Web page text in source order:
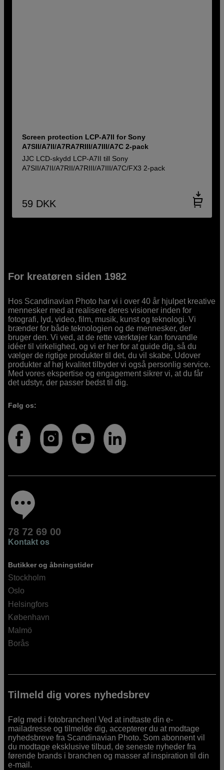
Screen protection LCP-A7II for Sony
A7SII/A7II/A7RA7RIII/A7III/A7C 2-pack
JJC LCD-skydd LCP-A7II till Sony
A7SII/A7II/A7RII/A7RIII/A7III/A7C/FX3 2-pack
59 DKK
For kreatøren siden 1982
Hos Scandinavian Photo har vi i over 40 år hjulpet kreative
mennesker med at realisere deres visioner inden for
fotografi, lyd, video, film, musik, kunst og teknologi. Vi
brænder for både teknologien og de mennesker, der
bruger den. Vi ved, at de rette værktøjer kan forvandle
idéer til virkelighed, og vi er her for at guide dig, så du
vælger de rigtige produkter til det, du vil skabe. Udover
produkter af høj kvalitet tilbyder vi også personlig service.
Med vores ekspertise og engagement sikrer vi, at du får
det udstyr, der passer bedst til dig.
Følg os:
78 72 69 00
Kontakt os
Butikker og åbningstider
Stockholm
Oslo
Helsingfors
København
Malmö
Borås
Tilmeld dig vores nyhedsbrev
Følg med i fotobranchen! Ved at indtaste din e-
mailadresse og tilmelde dig, accepterer du at modtage
nyhedsbreve fra Scandinavian Photo. Som abonnent vil
du modtage eksklusive tilbud, de seneste nyheder fra
førende brands i branchen og masser af inspiration til din
e-mail.